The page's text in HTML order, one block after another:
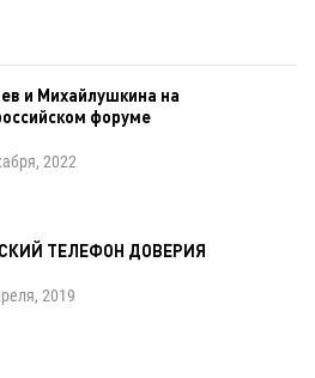
и Михайлушкина на
форуме
2022
ТЕЛЕФОН ДОВЕРИЯ
2019